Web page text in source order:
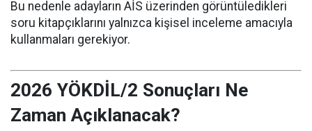
Bu nedenle adayların AİS üzerinden görüntüledikleri
soru kitapçıklarını yalnızca kişisel inceleme amacıyla
kullanmaları gerekiyor.
2026 YÖKDİL/2 Sonuçları Ne
Zaman Açıklanacak?